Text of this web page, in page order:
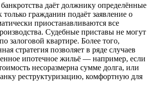
даёт должнику определённые
гражданин подаёт заявление о
приостанавливаются все
Судебные приставы не могут
залоговой квартире. Более того,
стратегия позволяет в ряде случаев
ипотечное жильё — например, если
несоразмерна сумме долга, или
реструктуризацию, комфортную для